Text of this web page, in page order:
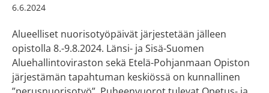
6.6.2024
Alueelliset nuorisotyöpäivät järjestetään jälleen
opistolla 8.-9.8.2024. Länsi- ja Sisä-Suomen
Aluehallintoviraston sekä Etelä-Pohjanmaan Opiston
järjestämän tapahtuman keskiössä on kunnallinen